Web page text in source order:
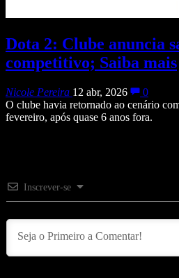
Dota 2: Clube anuncia
competitivo; Saiba mais
Nicole Pereira 12 abr, 2026
0
O clube havia retornado ao cenário
fevereiro, após quase 6 anos fora.
Inscrever-se